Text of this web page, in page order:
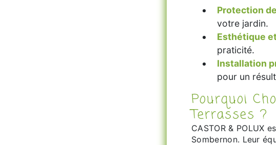
Protection
votre jardin.
Esthétique
praticité.
Installation
pour un
Pourquoi Choisir CASTOR & POLUX pour Vos
Terrasses ?
CASTOR &
Sombernon. Leur